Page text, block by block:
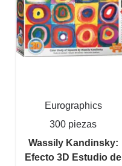
Eurographics
300 piezas
Wassily Kandinsky:
Efecto 3D Estudio de